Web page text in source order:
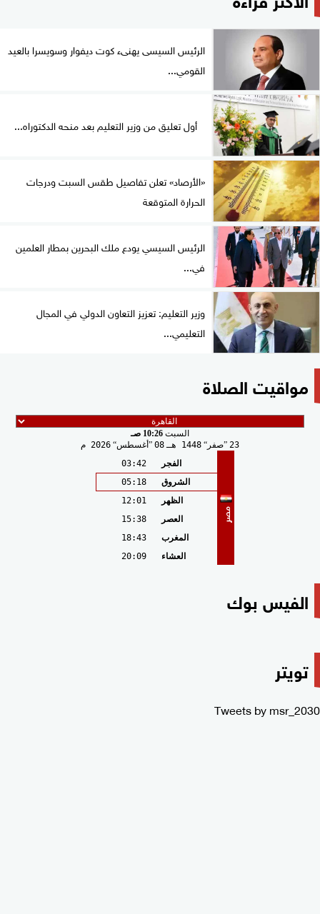
الرئيس السيسى يهنىء كوت ديفوار وسويسرا بالعيد
القومي...
أول تعليق من وزير التعليم بعد منحه الدكتوراه...
«الأرصاد» تعلن تفاصيل طقس السبت ودرجات
الحرارة المتوقعة
الرئيس السيسي يودع ملك البحرين بمطار العلمين
في...
وزير التعليم: تعزيز التعاون الدولي في المجال
التعليمي...
مواقيت الصلاة
السبت 10:26 صـ
23 صفر 1448 هـ 08 أغسطس 2026 م
مصر
الفجر
03:42
الشروق
05:18
الظهر
12:01
العصر
15:38
المغرب
18:43
العشاء
20:09
الفيس بوك
تويتر
Tweets by msr_2030